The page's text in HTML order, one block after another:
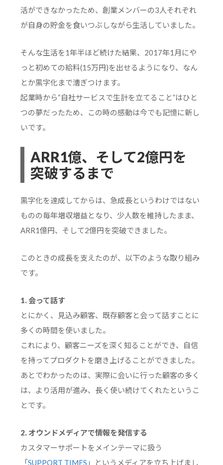
活ができなかったため、創業メンバーの3人それぞれ
が自身の貯金を食いつぶしながら生活していました。
そんな生活を1年半ほど続けた結果、2017年1月にや
っと初めての給料(15万円)を出せるようになり、なん
とか黒字化まで漕ぎつけます。
起業時から“自社サービスで生計を立てること”はひと
つの夢だったため、この時の感動は今でも記憶に新し
いです。
ARR1億、そして2億円を
突破するまで
黒字化を達成してからは、急成長というわけではない
ものの毎年増収増益となり、少人数を維持したまま、
ARR1億円、そして2億円を突破できました。
このときの成長を支えたのが、以下のような取り組み
です。
1. 会って話す
とにかく、見込み顧客、既存顧客と会って話すことに
多くの時間を使いました。
これにより、顧客ニーズを深く知ることができ、自信
を持ってプロダクトを磨き上げることができました。
あとでわかったのは、実際に会いに行った顧客の多く
は、より活用が進み、長く使い続けてくれたというこ
とです。
2. オウンドメディアで情報を発信する
カスタマーサポートをメインテーマに扱う
「SUPPORT TIMES 」というメディアを立ち上げまし